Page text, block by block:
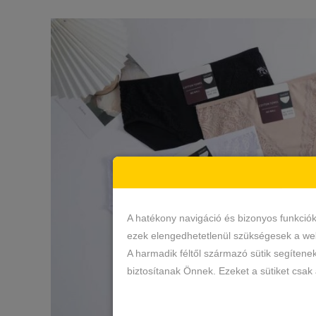
A hatékony navigáció és bizonyos
ezek elengedhetetlenül szükségesek a
A harmadik féltől származó sütik
biztosítanak Önnek. Ezeket a sütiket